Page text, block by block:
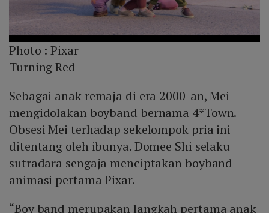
Photo :Pixar
Turning Red
Sebagai anak remaja di era 2000-an, Mei
mengidolakan boyband bernama 4*Town.
Obsesi Mei terhadap sekelompok pria ini
ditentang oleh ibunya. Domee Shi selaku
sutradara sengaja menciptakan boyband
animasi pertama Pixar.
“Boy band merupakan langkah pertama anak